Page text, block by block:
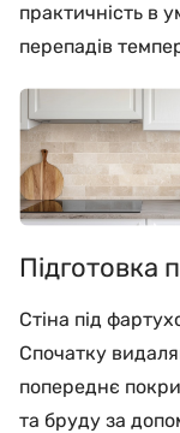
практичність в
перепадів
Підготовка
Стіна під
Спочатку
попереднє
та бруду за